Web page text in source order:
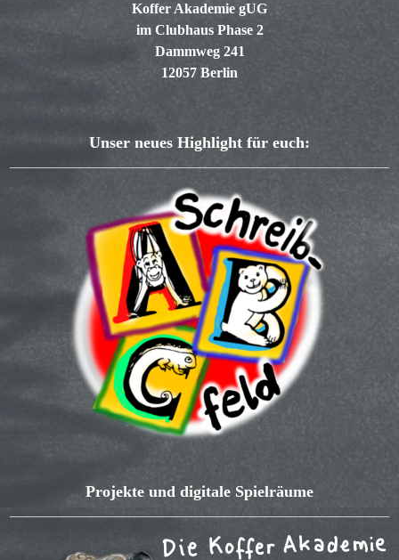
Koffer Akademie gUG
im Clubhaus Phase 2
Dammweg 241
12057 Berlin
Unser neues Highlight für euch:
Projekte und digitale Spielräume